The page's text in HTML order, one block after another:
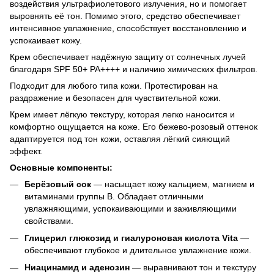
воздействия ультрафиолетового излучения, но и помогает
выровнять её тон. Помимо этого, средство обеспечивает
интенсивное увлажнение, способствует восстановлению и
успокаивает кожу.
Крем обеспечивает надёжную защиту от солнечных лучей
благодаря SPF 50+ PA++++ и наличию химических фильтров.
Подходит для любого типа кожи. Протестирован на
раздражение и безопасен для чувствительной кожи.
Крем имеет лёгкую текстуру, которая легко наносится и
комфортно ощущается на коже. Его бежево-розовый оттенок
адаптируется под тон кожи, оставляя лёгкий сияющий
эффект.
Основные компоненты:
Берёзовый сок — насыщает кожу кальцием, магнием и
витаминами группы B. Обладает отличными
увлажняющими, успокаивающими и заживляющими
свойствами.
Глицерил глюкозид и гиалуроновая кислота Vita —
обеспечивают глубокое и длительное увлажнение кожи.
Ниацинамид и аденозин — выравнивают тон и текстуру